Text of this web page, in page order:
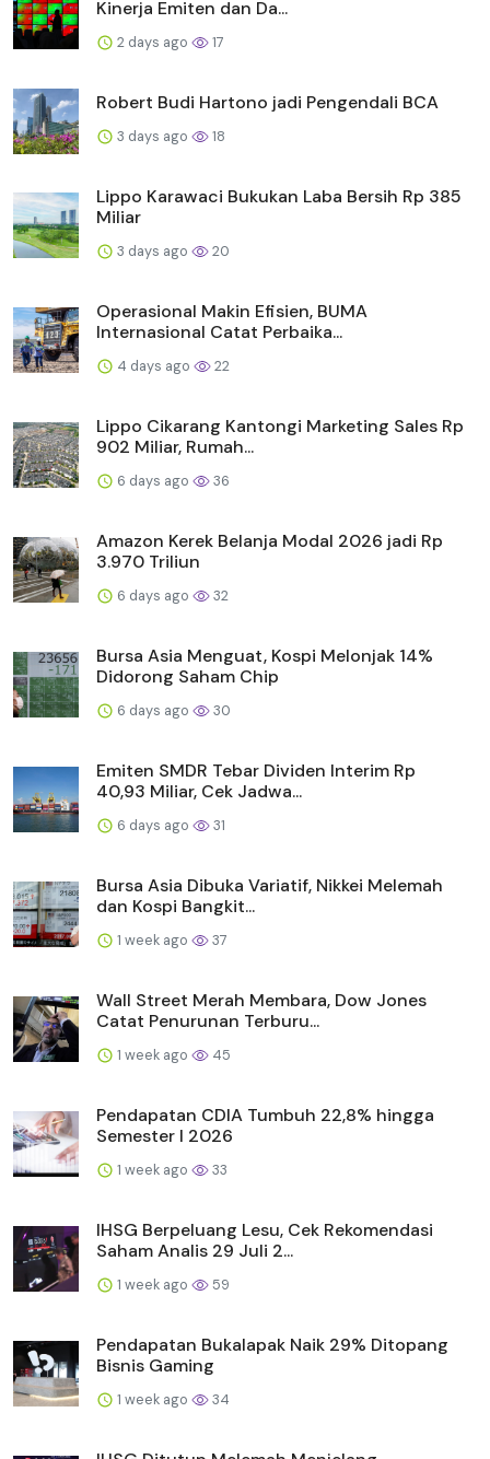
Kinerja Emiten dan Da...
2 days ago 17
Robert Budi Hartono jadi Pengendali BCA
3 days ago 18
Lippo Karawaci Bukukan Laba Bersih Rp 385
Miliar
3 days ago 20
Operasional Makin Efisien, BUMA
Internasional Catat Perbaika...
4 days ago 22
Lippo Cikarang Kantongi Marketing Sales Rp
902 Miliar, Rumah...
6 days ago 36
Amazon Kerek Belanja Modal 2026 jadi Rp
3.970 Triliun
6 days ago 32
Bursa Asia Menguat, Kospi Melonjak 14%
Didorong Saham Chip
6 days ago 30
Emiten SMDR Tebar Dividen Interim Rp
40,93 Miliar, Cek Jadwa...
6 days ago 31
Bursa Asia Dibuka Variatif, Nikkei Melemah
dan Kospi Bangkit...
1 week ago 37
Wall Street Merah Membara, Dow Jones
Catat Penurunan Terburu...
1 week ago 45
Pendapatan CDIA Tumbuh 22,8% hingga
Semester I 2026
1 week ago 33
IHSG Berpeluang Lesu, Cek Rekomendasi
Saham Analis 29 Juli 2...
1 week ago 59
Pendapatan Bukalapak Naik 29% Ditopang
Bisnis Gaming
1 week ago 34